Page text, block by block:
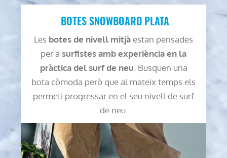
BOTES SNOWBOARD PLATA
Les botes de nivell mitjàestan pensades
per a surfistes amb experiència en la
pràctica del surf de neu . Busquen una
bota còmoda però que al mateix temps els
permeti progressar en el seu nivell de surf
de neu.